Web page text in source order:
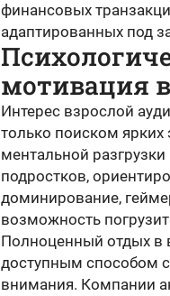
финансовых
адаптированных под
мотивация
Интерес взрослой
только поиском
ментальной
подростков,
доминирование,
возможность
Полноценный отдых в
доступным способом
внимания. Компании